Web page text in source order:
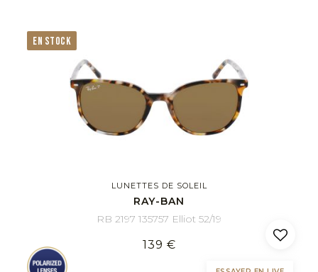
EN STOCK
LUNETTES DE SOLEIL
RAY-BAN
RB 2197 135757 Elliot 52/19
139 €